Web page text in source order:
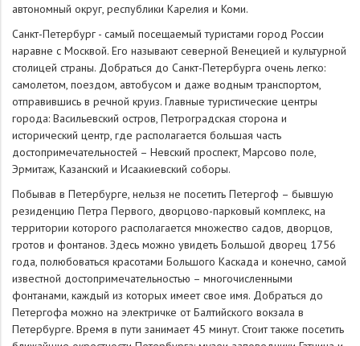
автономный округ, республики Карелия и Коми.
Санкт-Петербург - самый посещаемый туристами город России
наравне с Москвой. Его называют северной Венецией и культурной
столицей страны. Добраться до Санкт-Петербурга очень легко:
самолетом, поездом, автобусом и даже водным транспортом,
отправившись в речной круиз. Главные туристические центры
города: Васильевский остров, Петроградская сторона и
исторический центр, где располагается большая часть
достопримечательностей – Невский проспект, Марсово поле,
Эрмитаж, Казанский и Исаакиевский соборы.
Побывав в Петербурге, нельзя не посетить Петергоф – бывшую
резиденцию Петра Первого, дворцово-парковый комплекс, на
территории которого располагается множество садов, дворцов,
гротов и фонтанов. Здесь можно увидеть Большой дворец 1756
года, полюбоваться красотами Большого Каскада и конечно, самой
известной достопримечательностью – многочисленными
фонтанами, каждый из которых имеет свое имя. Добраться до
Петергофа можно на электричке от Балтийского вокзала в
Петербурге. Время в пути занимает 45 минут. Стоит также посетить